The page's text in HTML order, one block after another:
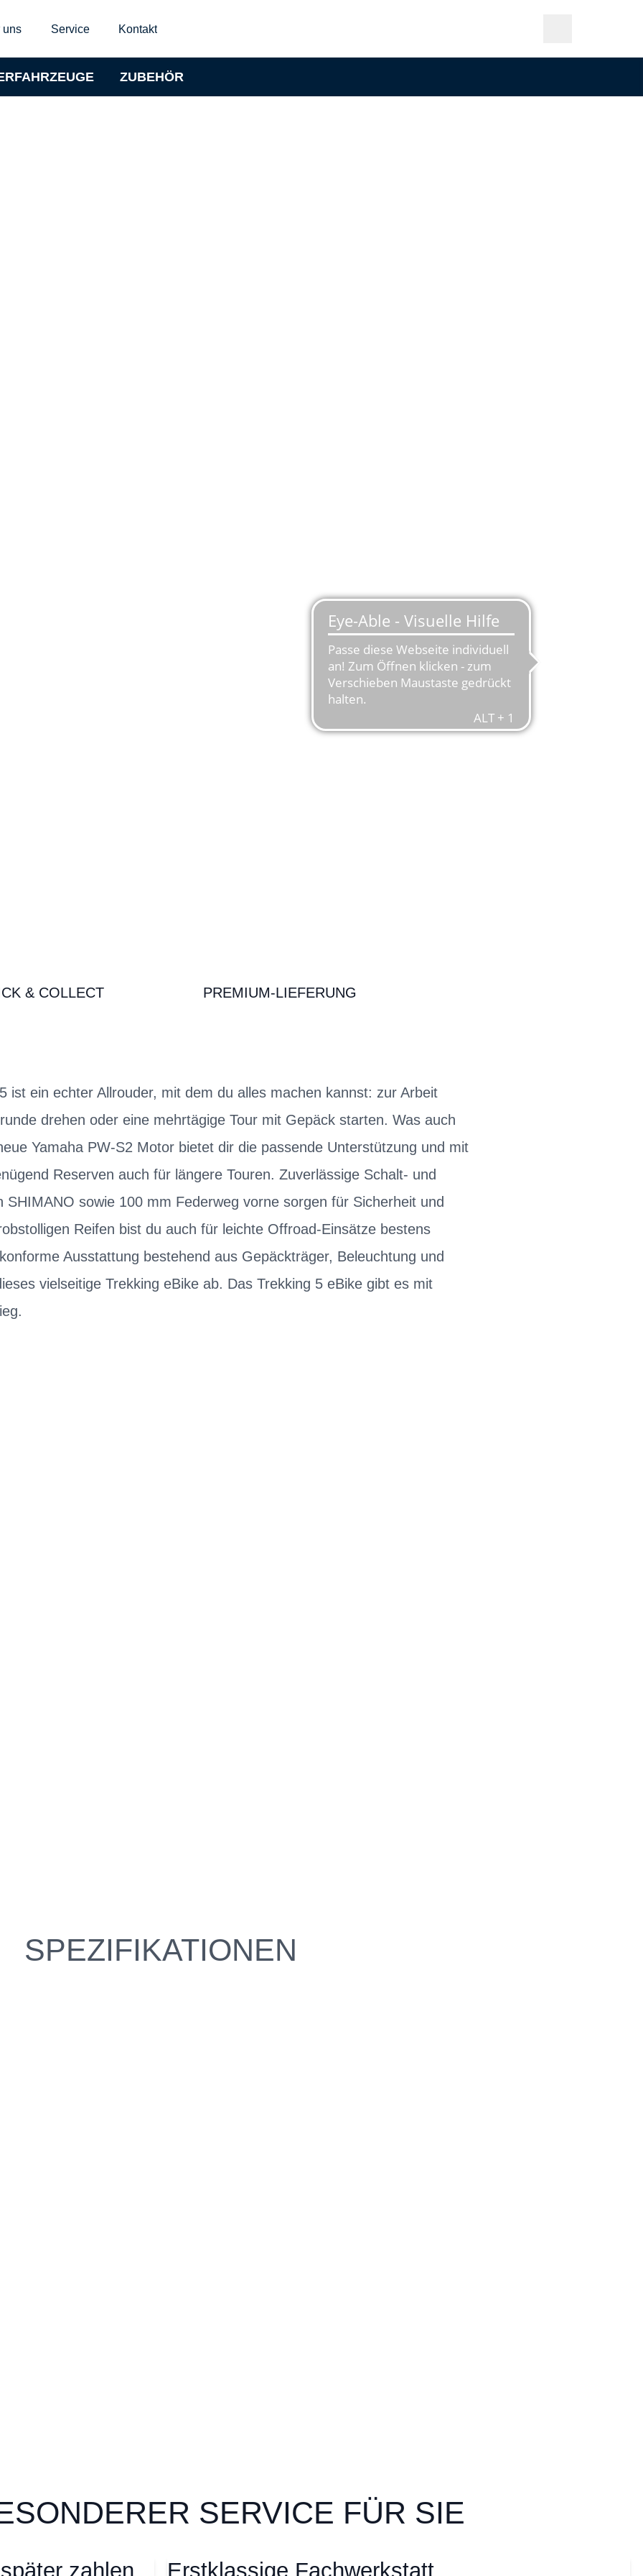
uns Service Kontakt
ZUBEHÖR
& COLLECT PREMIUM-LIEFERUNG
ist ein echter Allrouder, mit dem du alles machen kannst: zur Arbeit
drehen oder eine mehrtägige Tour mit Gepäck starten. Was auch
Yamaha PW-S2 Motor bietet dir die passende Unterstützung und mit
Reserven auch für längere Touren. Zuverlässige Schalt- und
SHIMANO sowie 100 mm Federweg vorne sorgen für Sicherheit und
Reifen bist du auch für leichte Offroad-Einsätze bestens
Ausstattung bestehend aus Gepäckträger, Beleuchtung und
vielseitige Trekking eBike ab. Das Trekking 5 eBike gibt es mit
SPEZIFIKATIONEN
SERVICE FÜR SIE
zahlen Erstklassige Fachwerkstatt